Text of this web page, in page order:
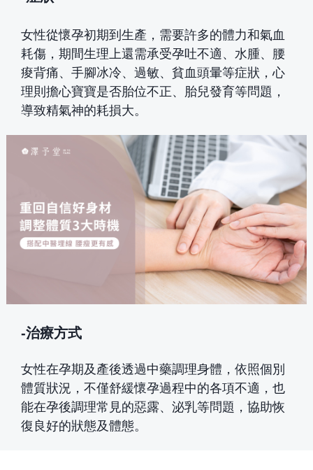
女性從懷孕初期到生產，需要許多的體力和氣血
耗傷，期間生理上還需承受孕吐不適、水腫、腰
痠背痛、手腳冰冷、過敏、貧血頭暈等症狀，心
理則擔心寶寶是否胎位不正、胎兒發育等問題，
導致精氣神的耗損大。
-治療方式
女性在孕期及產後透過中藥調理身體，依照個別
體質狀況，不僅舒緩懷孕過程中的各項不適，也
能在孕後調理常見的惡露、泌乳等問題，協助恢
復良好的狀態及體態。